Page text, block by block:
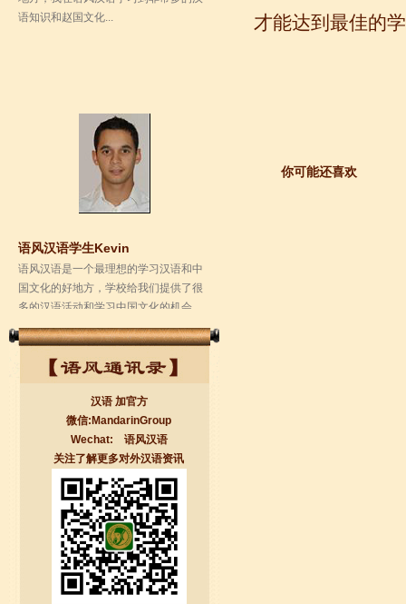
Changzhou HSK TEST CENTER常州语风HSK考点正式对外开考了，常州的
语风汉语学生Kevin
语风汉语是一个最理想的学习汉语和中
多的汉语活动和学习中国文化的机会，
学校的环境是...
无锡语风汉语学校Jessie
我学习汉语已经八年了,我能听明白别人
说汉语,但是我自己说汉语却觉得说不出
口。我现在在语风汉语无锡校学习，每
天我都学习中国文化...
汉语 加官方
微信:MandarinGroup
Wechat: 语风汉语
关注了解更多对外汉语资讯
才能达到最佳的
你可能还喜欢